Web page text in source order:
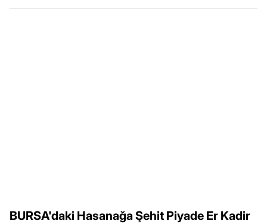
BURSA'daki Hasanağa Şehit Piyade Er Kadir